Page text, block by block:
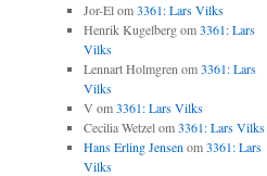
Jor-Elom3361: Lars Vilks
Henrik Kugelbergom3361: Lars
Vilks
Lennart Holmgren om3361: Lars
Vilks
V om3361: Lars Vilks
Cecilia Wetzelom3361: Lars Vilks
Hans Erling Jensen om3361: Lars
Vilks